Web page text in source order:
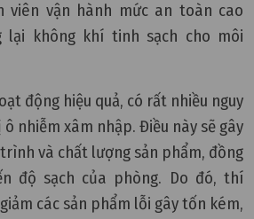
viên vận hành mức an toàn cao
lại không khí tinh sạch cho môi
động hiệu quả, có rất nhiều nguy
nhiễm xâm nhập. Điều này sẽ gây
và chất lượng sản phẩm, đồng
độ sạch của phòng. Do đó, thí
các sản phẩm lỗi gây tốn kém,